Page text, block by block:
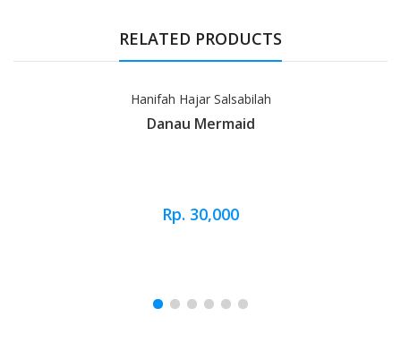
RELATED PRODUCTS
Hanifah Hajar Salsabilah
Danau Mermaid
Rp. 30,000